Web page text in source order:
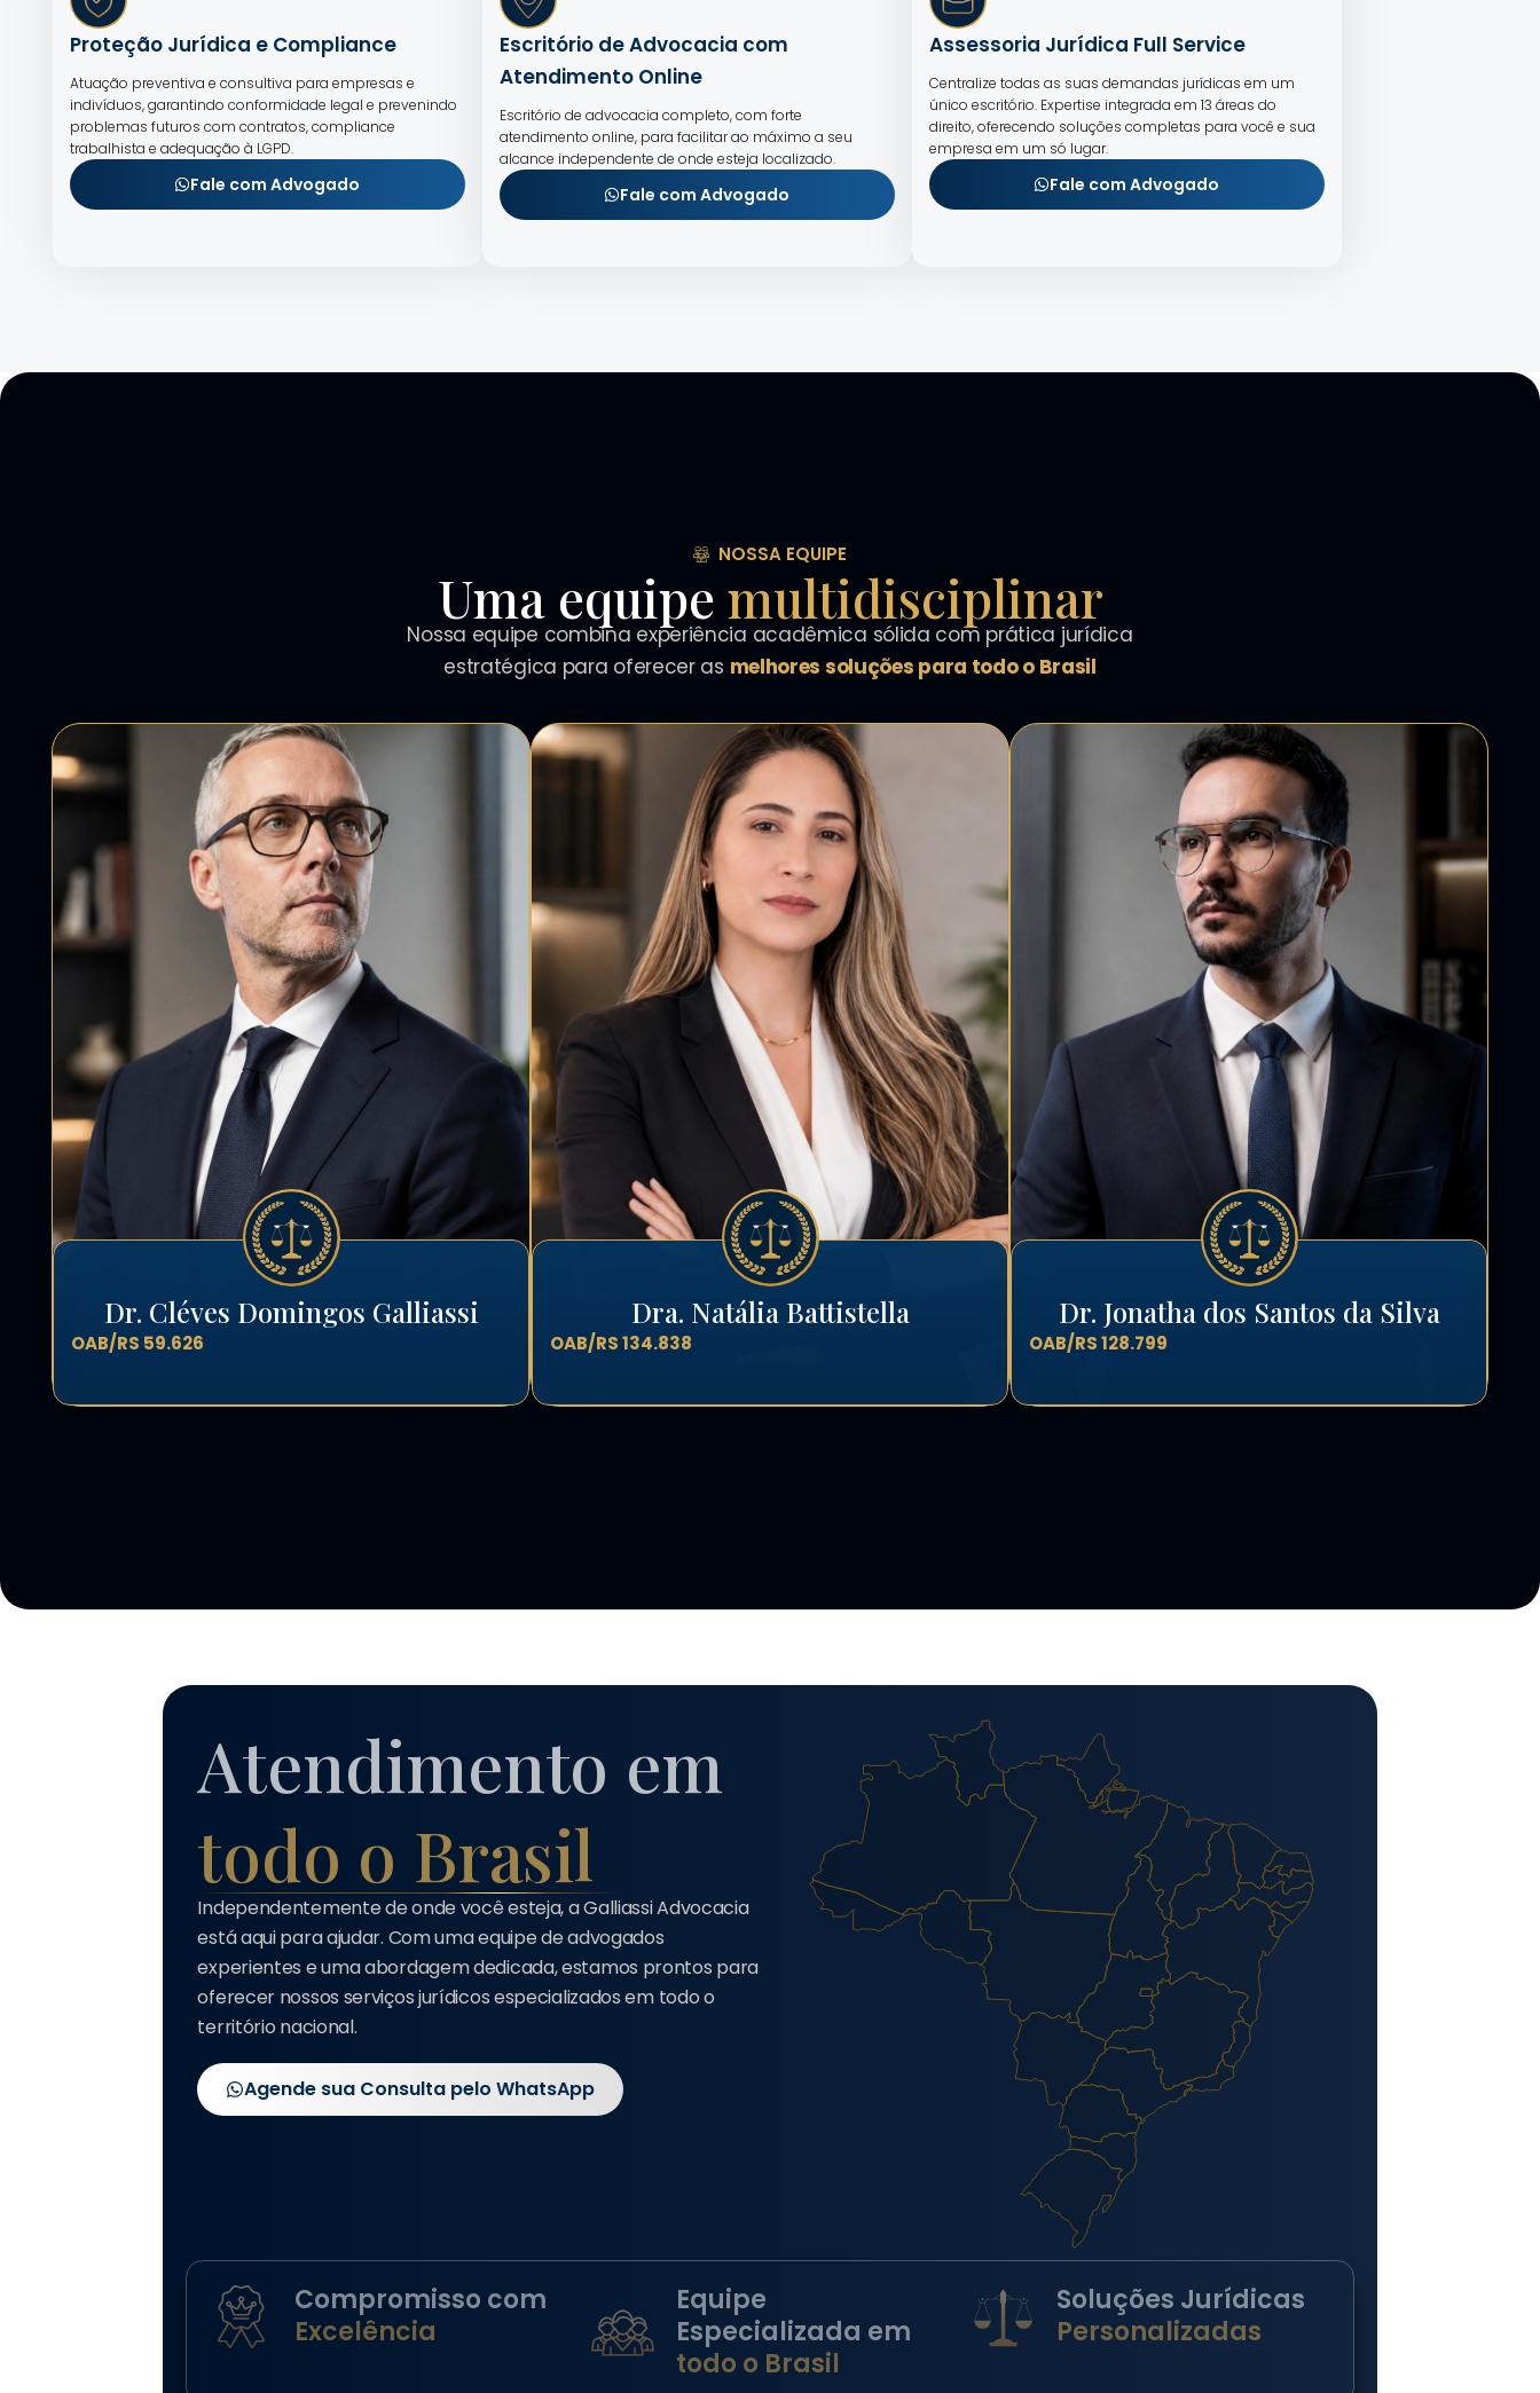
Proteção Jurídica e Compliance
Atuação preventiva e consultiva para empresas e
indivíduos, garantindo conformidade legal e prevenindo
problemas futuros com contratos, compliance
trabalhista e adequação à LGPD.
Fale com Advogado
Escritório de Advocacia com
Atendimento Online
Escritório de advocacia completo, com forte
atendimento online, para facilitar ao máximo a seu
alcance independente de onde esteja localizado.
Fale com Advogado
Assessoria Jurídica Full Service
Centralize todas as suas demandas jurídicas em um
único escritório. Expertise integrada em 13 áreas do
direito, oferecendo soluções completas para você e sua
empresa em um só lugar.
Fale com Advogado
NOSSA EQUIPE
Uma equipe multidisciplinar
Nossa equipe combina experiência acadêmica sólida com prática jurídica
estratégica para oferecer as melhores soluções para todo o Brasil
Dr. Cléves Domingos Galliassi
OAB/RS 59.626
Dra. Natália Battistella
OAB/RS 134.838
Dr. Jonatha dos Santos da Silva
OAB/RS 128.799
Atendimento em
todo o Brasil
Independentemente de onde você esteja, a Galliassi Advocacia
está aqui para ajudar. Com uma equipe de advogados
experientes e uma abordagem dedicada, estamos prontos para
oferecer nossos serviços jurídicos especializados em todo o
território nacional.
Agende sua Consulta pelo WhatsApp
Compromisso com
Excelência
Equipe
Especializada em
todo o Brasil
Soluções Jurídicas
Personalizadas